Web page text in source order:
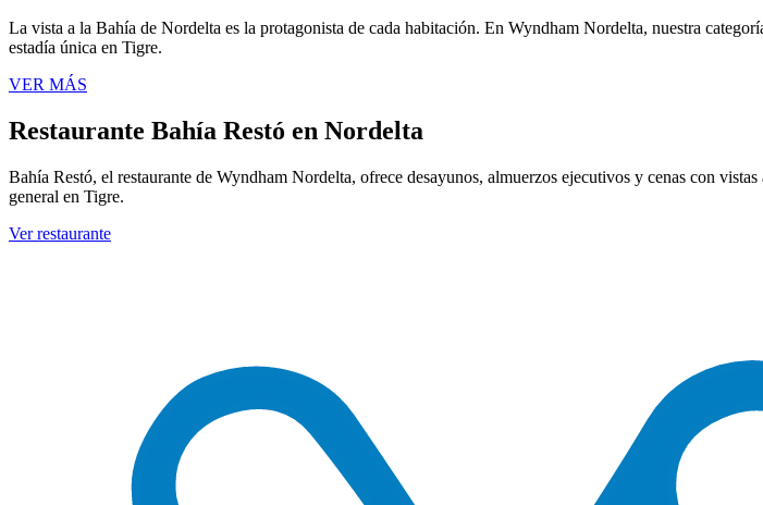
La vista a la Bahía de Nordelta es la protagonista de cada habitación. En Wyndham Nordelta, nuestra
estadía única en Tigre.
VER MÁS
Restaurante Bahía Restó en Nordelta
Bahía Restó, el restaurante de Wyndham Nordelta, ofrece desayunos, almuerzos ejecutivos y cenas con
general en Tigre.
Ver restaurante